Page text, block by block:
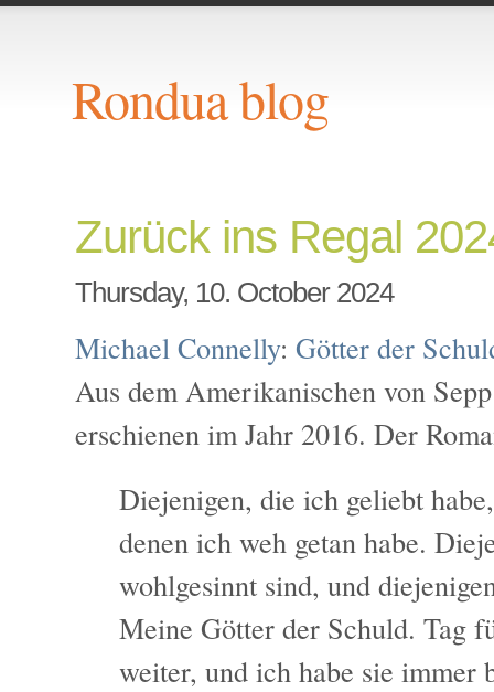
Rondua blog
Zurück ins Regal
Thursday, 10. October 2024
Michael Connelly:Götter der
Aus dem Amerikanischen von
erschienen im Jahr 2016. Der
Diejenigen, die ich geliebt
denen ich weh getan habe.
wohlgesinnt sind, und
Meine Götter der Schuld. Tag
weiter, und ich habe sie immer